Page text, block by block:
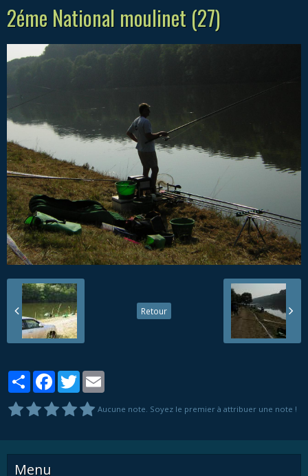
2éme National moulinet (27)
Retour
PartagerFacebook
Twitter
Aucune note. Soyez le premier à attribuer une note !
Menu